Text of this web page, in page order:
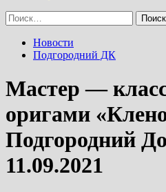
Найти:
Новости
Подгородний ДК
Мастер —
оригами
Подгородний
11.09.2021